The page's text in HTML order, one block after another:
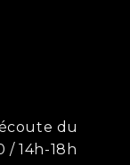
du
/ 14h-18h